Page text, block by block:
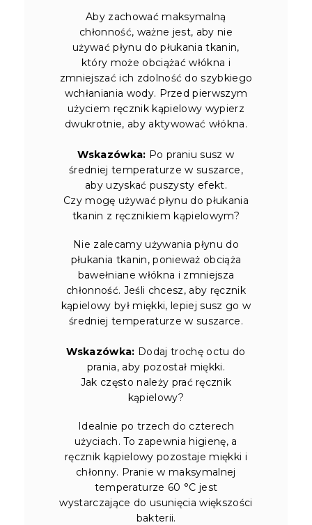
Aby zachować maksymalną
chłonność, ważne jest, aby nie
używać płynu do płukania tkanin,
który może obciążać włókna i
zmniejszać ich zdolność do szybkiego
wchłaniania wody. Przed pierwszym
użyciem ręcznik kąpielowy wypierz
dwukrotnie, aby aktywować włókna.
Wskazówka: Po praniu susz w
średniej temperaturze w suszarce,
aby uzyskać puszysty efekt.
Czy mogę używać płynu do płukania
tkanin z ręcznikiem kąpielowym?
Nie zalecamy używania płynu do
płukania tkanin, ponieważ obciąża
bawełniane włókna i zmniejsza
chłonność. Jeśli chcesz, aby ręcznik
kąpielowy był miękki, lepiej susz go w
średniej temperaturze w suszarce.
Wskazówka: Dodaj trochę octu do
prania, aby pozostał miękki.
Jak często należy prać ręcznik
kąpielowy?
Idealnie po trzech do czterech
użyciach. To zapewnia higienę, a
ręcznik kąpielowy pozostaje miękki i
chłonny. Pranie w maksymalnej
temperaturze 60 °C jest
wystarczające do usunięcia większości
bakterii.